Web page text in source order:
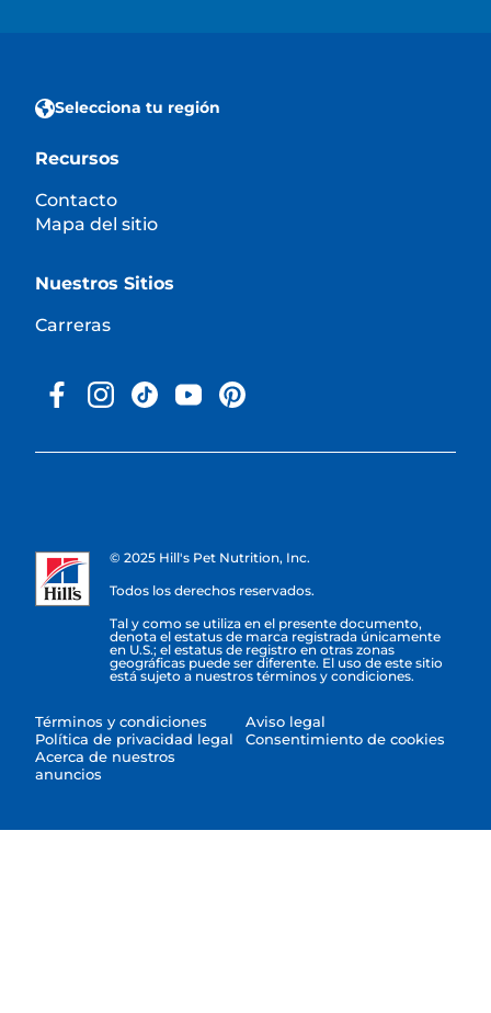
Selecciona tu región
Recursos
Contacto
Mapa del sitio
Nuestros Sitios
Carreras
© 2025 Hill's Pet Nutrition, Inc.
Todos los derechos reservados.
Tal y como se utiliza en el presente documento,
denota el estatus de marca registrada únicamente
en U.S.; el estatus de registro en otras zonas
geográficas puede ser diferente. El uso de este sitio
está sujeto a nuestros términos y condiciones.
Términos y condiciones
Política de privacidad legal
Acerca de nuestros
anuncios
Aviso legal
Consentimiento de cookies